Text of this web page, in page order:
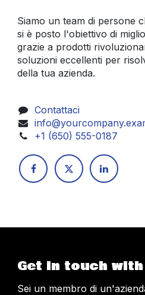
Siamo un team di persone
si è posto l'obiettivo di
grazie a prodotti
soluzioni eccellenti per
della tua azienda.
Contattaci
+1 (650) 555-0187
Get in touch
Sei un membro di